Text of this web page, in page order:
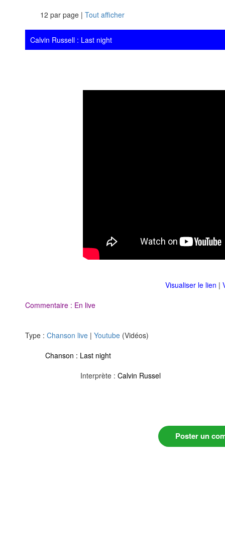
12 par page | Tout afficher
Calvin Russell : Last night
Visualiser le lien |
Commentaire : En live
Type : Chanson live | Youtube (Vidéos)
Chanson : Last night
Interprète : Calvin Russel
Poster un